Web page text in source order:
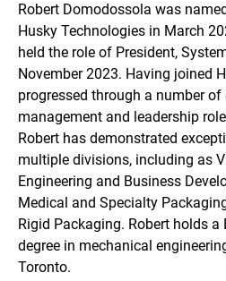
Robert Domodossola was
Husky Technologies in March
held the role of President,
November 2023. Having joined
progressed through a number
management and leadership
Robert has demonstrated
multiple divisions, including as
Engineering and Business
Medical and Specialty
Rigid Packaging. Robert holds a
degree in mechanical
Toronto.